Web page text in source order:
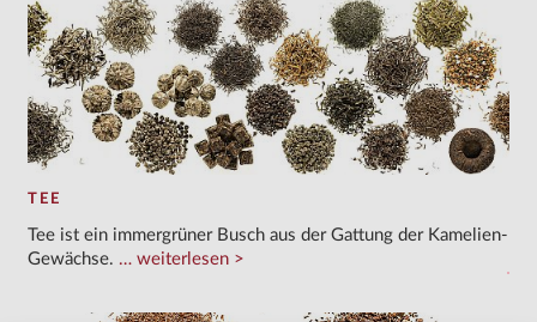
TEE
Tee ist ein immergrüner Busch aus der Gattung der Kamelien-
Gewächse.
weiterlesen